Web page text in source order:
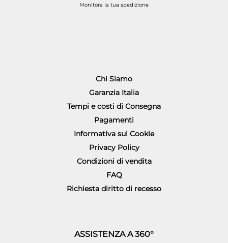
Monitora la tua spedizione
Chi Siamo
Garanzia Italia
Tempi e costi di Consegna
Pagamenti
Informativa sui Cookie
Privacy Policy
Condizioni di vendita
FAQ
Richiesta diritto di recesso
ASSISTENZA A 360°